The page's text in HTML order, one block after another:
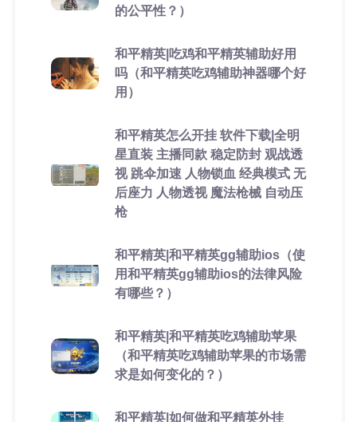
的公平性？）
和平精英|吃鸡和平精英辅助好用
吗（和平精英吃鸡辅助神器哪个好
用）
和平精英怎么开挂 软件下载|全明
星直装 主播同款 稳定防封 观战透
视 跳伞加速 人物锁血 经典模式 无
后座力 人物透视 魔法枪械 自动压
枪
和平精英|和平精英gg辅助ios（使
用和平精英gg辅助ios的法律风险
有哪些？）
和平精英|和平精英吃鸡辅助苹果
（和平精英吃鸡辅助苹果的市场需
求是如何变化的？）
和平精英|如何做和平精英外挂